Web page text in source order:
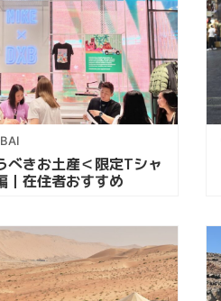
べきお土産＜限定Tシャ
｜在住者おすすめ